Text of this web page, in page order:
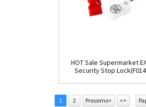
HOT Sale Supermarket
Security Stop
1 2 Prossimo> >>